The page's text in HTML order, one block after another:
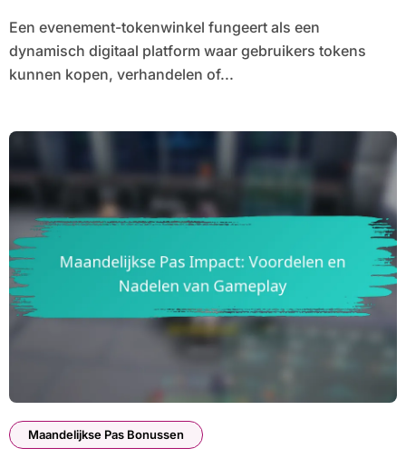
Een evenement-tokenwinkel fungeert als een
dynamisch digitaal platform waar gebruikers tokens
kunnen kopen, verhandelen of...
Maandelijkse Pas Bonussen